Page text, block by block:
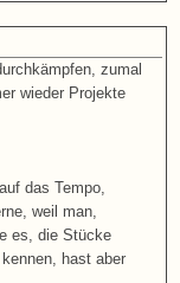
zumal
wieder Projekte
das Tempo,
weil man,
es, die Stücke
hast aber